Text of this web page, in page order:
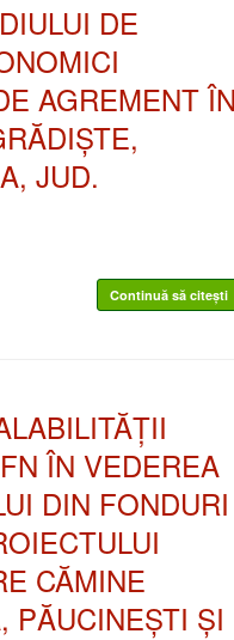
DE
AGREMENT
JUD.
Continuă să citești
ÎN VEDEREA
DIN FONDURI
CĂMINE
PĂUCINEȘTI ȘI